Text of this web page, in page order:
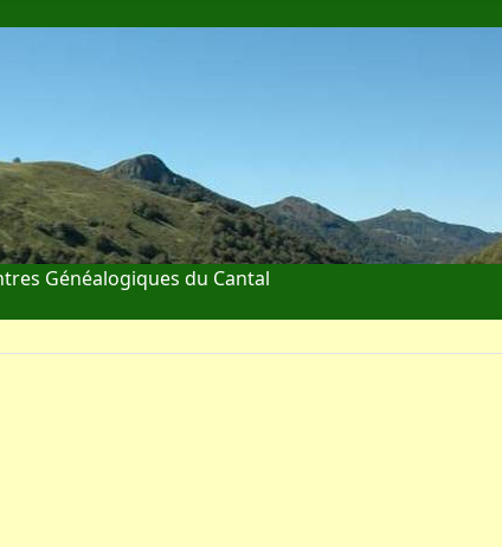
Généalogiques du Cantal